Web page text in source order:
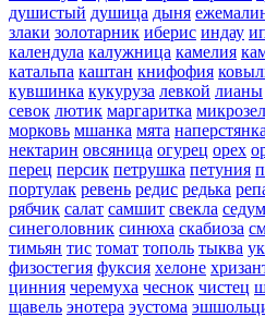
душистый душица дыня
злаки золотарник иберис индау
календула калужница камелия
катальпа каштан книфофия
кувшинка кукуруза левкой лианы
севок лютик маргаритка
морковь мшанка мята наперстянка
нектарин овсяница огурец орех
перец персик петрушка петуния
портулак ревень редис редька
рябчик салат самшит свекла седум
синеголовник синюха скабиоза
тимьян тис томат тополь тыква
физостегия фуксия хелоне
цинния черемуха чеснок чистец
щавель энотера эустома